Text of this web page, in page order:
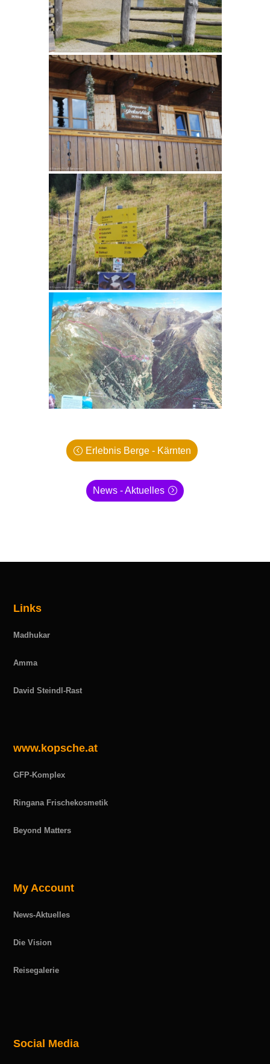
Erlebnis Berge - Kärnten
News - Aktuelles
Links
Madhukar
Amma
David Steindl-Rast
www.kopsche.at
GFP-Komplex
Ringana Frischekosmetik
Beyond Matters
My Account
News-Aktuelles
Die Vision
Reisegalerie
Social Media